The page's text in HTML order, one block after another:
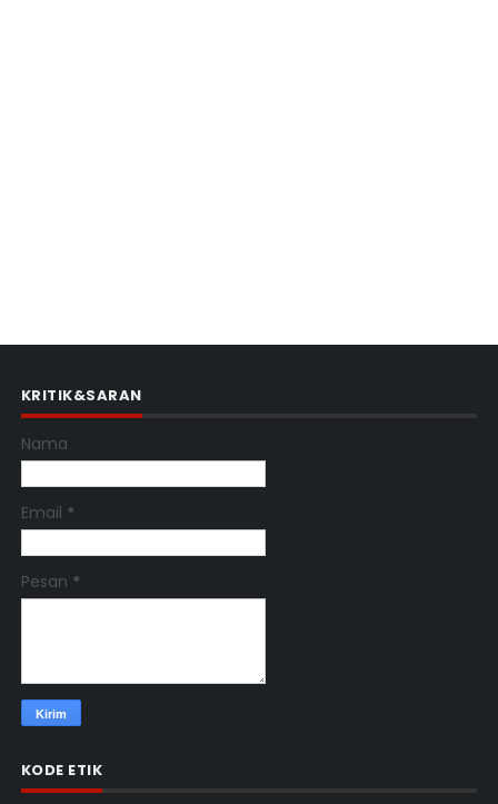
KRITIK&SARAN
Nama
Email *
Pesan *
KODE ETIK